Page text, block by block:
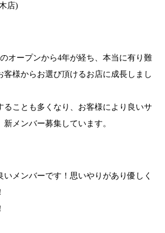
店)
オープンから4年が経ち、本当に有り難
客様からお選び頂けるお店に成長しまし
ることも多くなり、お客様により良いサ
メンバー募集しています。
メンバーです！思いやりがあり優しく